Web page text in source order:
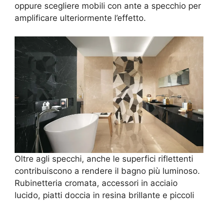
oppure scegliere mobili con ante a specchio per
amplificare ulteriormente l’effetto.
Oltre agli specchi, anche le superfici riflettenti
contribuiscono a rendere il bagno più luminoso.
Rubinetteria cromata, accessori in acciaio
lucido, piatti doccia in resina brillante e piccoli